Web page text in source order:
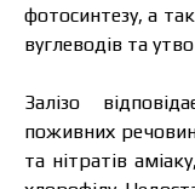
фотосинтезу, а
вуглеводів та
Залізо
поживних
та нітратів